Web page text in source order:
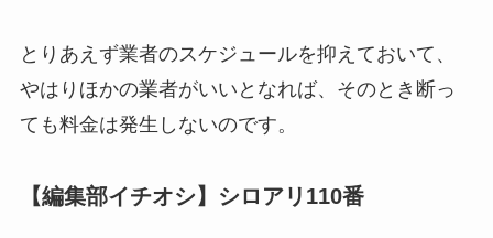
とりあえず業者のスケジュールを抑えておいて、
やはりほかの業者がいいとなれば、そのとき断っ
ても料金は発生しないのです。
【編集部イチオシ】シロアリ110番